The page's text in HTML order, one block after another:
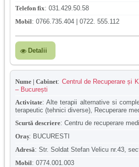
Telefon fix: 031.429.50.58
Mobil: 0766.735.404 | 0722. 555.112
Detalii
Nume | Cabinet: Centrul de Recuperare și
– București
Activitate:Alte terapii alternative si
terapeutic (tehnici diverse), Recuperare
Scurtă descriere: Centru de recuperare
Oraș: BUCURESTI
Adresă: Str. Soldat Stefan Velicu nr.43,
Mobil: 0774.001.003